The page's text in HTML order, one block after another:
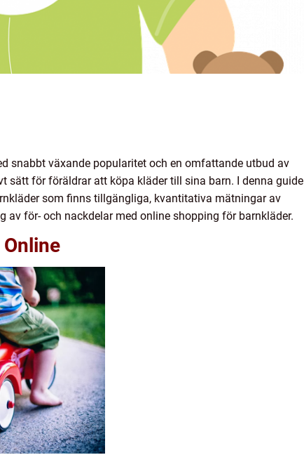
snabbt växande popularitet och en omfattande utbud av
sätt för föräldrar att köpa kläder till sina barn. I denna guide
som finns tillgängliga, kvantitativa mätningar av
för- och nackdelar med online shopping för barnkläder.